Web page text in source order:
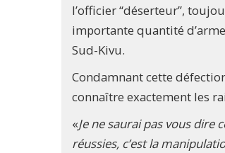
l’officier “déserteur”,
importante quantité
Sud-Kivu.
Condamnant cette
connaître exactement les
«Je ne saurai pas vous dire
réussies, c’est la